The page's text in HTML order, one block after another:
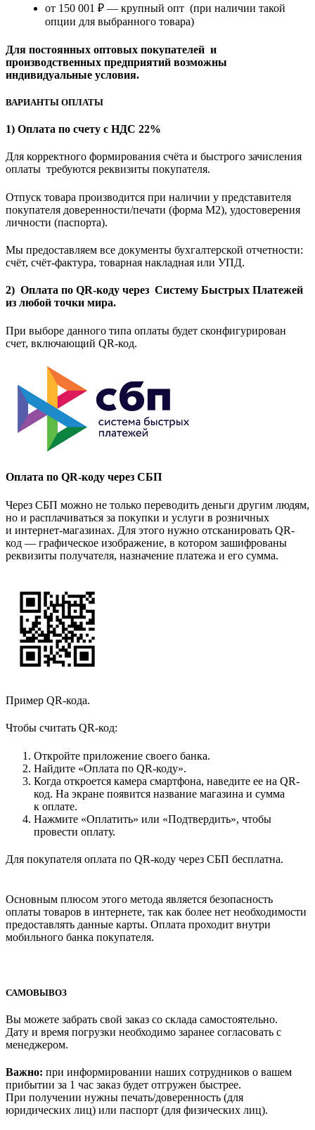
от 150 001 ₽ — крупный опт (при наличии такой
опции для выбранного товара)
Для постоянных оптовых покупателей и
производственных предприятий возможны
индивидуальные условия.
ВАРИАНТЫ ОПЛАТЫ
1) Оплата по счету с НДС 22%
Для корректного формирования счёта и быстрого зачисления
оплаты требуются реквизиты покупателя.
Отпуск товара производится при наличии у представителя
покупателя доверенности/печати (форма M2), удостоверения
личности (паспорта).
Мы предоставляем все документы бухгалтерской отчетности:
счёт, счёт-фактура, товарная накладная или УПД.
2) Оплата по QR-коду через Систему Быстрых Платежей
из любой точки мира.
При выборе данного типа оплаты будет сконфигурирован
счет, включающий QR-код.
Оплата по QR-коду через СБП
Через СБП можно не только переводить деньги другим людям,
но и расплачиваться за покупки и услуги в розничных
и интернет-магазинах. Для этого нужно отсканировать QR-
код — графическое изображение, в котором зашифрованы
реквизиты получателя, назначение платежа и его сумма.
Пример QR-кода.
Чтобы считать QR-код:
Откройте приложение своего банка.
Найдите «Оплата по QR-коду».
Когда откроется камера смартфона, наведите ее на QR-
код. На экране появится название магазина и сумма
к оплате.
Нажмите «Оплатить» или «Подтвердить», чтобы
провести оплату.
Для покупателя оплата по QR-коду через СБП бесплатна.
Основным плюсом этого метода является безопасность
оплаты товаров в интернете, так как более нет необходимости
предоставлять данные карты. Оплата проходит внутри
мобильного банка покупателя.
САМОВЫВОЗ
Вы можете забрать свой заказ со склада самостоятельно.
Дату и время погрузки необходимо заранее согласовать с
менеджером.
Важно: при информировании наших сотрудников о вашем
прибытии за 1 час заказ будет отгружен быстрее.
При получении нужны печать/доверенность (для
юридических лиц) или паспорт (для физических лиц).